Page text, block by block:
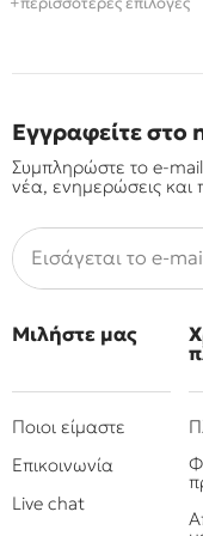
Εγγραφείτε
Συμπληρώστε το e-
νέα, ενημερώσεις και
Μιλήστε μας
Ποιοι είμαστε
Επικοινωνία
Live chat